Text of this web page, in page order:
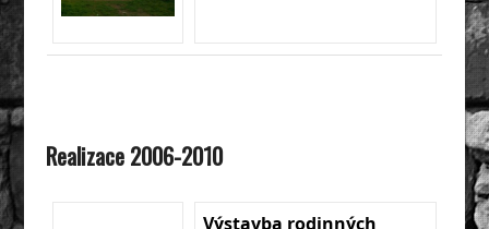
Realizace 2006-2010
Výstavba rodinných